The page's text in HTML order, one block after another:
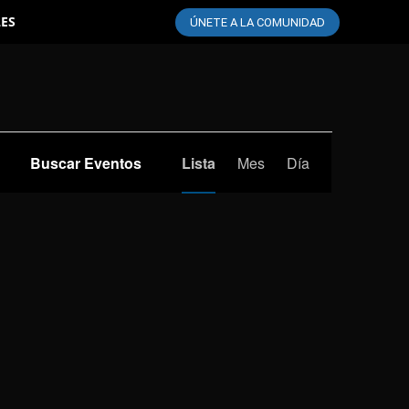
ÚNETE A LA COMUNIDAD
Buscar Eventos
de
Lista Mes Día